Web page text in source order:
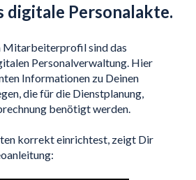
digitale Personalakte.
Mitarbeiterprofil sind das
Personalverwaltung. Hier
Informationen zu Deinen
die für die Dienstplanung,
benötigt werden.
korrekt einrichtest, zeigt Dir